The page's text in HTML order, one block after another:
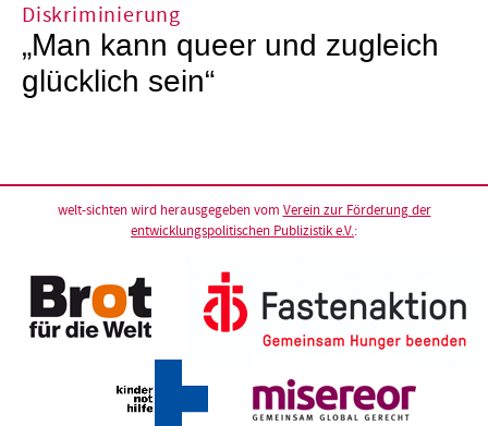
Diskriminierung
„Man kann queer und zugleich
glücklich sein“
welt-sichten wird herausgegeben vom Verein zur Förderung der
entwicklungspolitischen Publizistik e.V.: